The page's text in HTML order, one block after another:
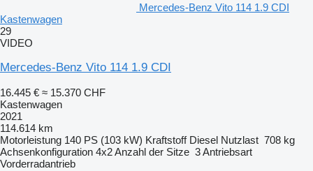
Mercedes-Benz Vito 114 1.9 CDI
Kastenwagen
29
VIDEO
Mercedes-Benz Vito 114 1.9 CDI
16.445 € ≈ 15.370 CHF
Kastenwagen
2021
114.614 km
Motorleistung 140 PS (103 kW) Kraftstoff Diesel Nutzlast 708 kg
Achsenkonfiguration 4x2Anzahl der Sitze 3Antriebsart
Vorderradantrieb